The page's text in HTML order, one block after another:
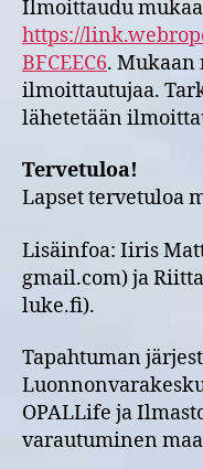
Ilmoittaudu
https://
BFCEEC6. Mukaan
ilmoittautujaa.
lähetetään
Tervetuloa!
Lapset tervetuloa
Lisäinfoa: Iiris
gmail.com) ja
luke.fi).
Tapahtuman
OPALLife ja
varautuminen